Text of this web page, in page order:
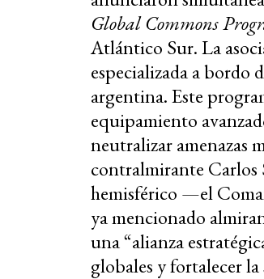
Global Commons
Atlántico Sur. La
especializada a bordo
argentina. Este
equipamiento
neutralizar amenazas
contralmirante Carlos
hemisférico —el
ya mencionado
una “alianza
globales y fortalecer